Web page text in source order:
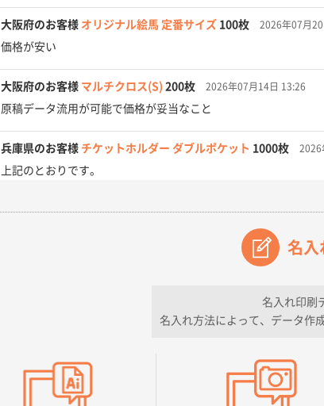
大阪府のお客様 オリジナル絵馬 定番サイズ 100枚 2026年07月
価格が安い
大阪府のお客様 マルチクロス(S) 200枚 2026年07月14日 13:26
原稿データ流用が可能で価格が妥当なこと
兵庫県のお客様 チケットホルダー ダブルポケット 1000枚 2026
上記のとおりです。
愛知県I社様 【オーダー商品】特別ご注文ページ043000枚 2026
価格 大丈夫そうな会社に見えた
大阪府のお客様 A4フルカラークリアファイル 1000枚 2026年06
名入
名入れ印刷
名入れ方法によって、データ作